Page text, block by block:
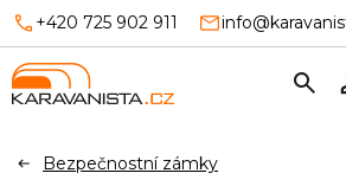
Přejít
obsah
+420 725 902 911
Bezpečnostní zámky